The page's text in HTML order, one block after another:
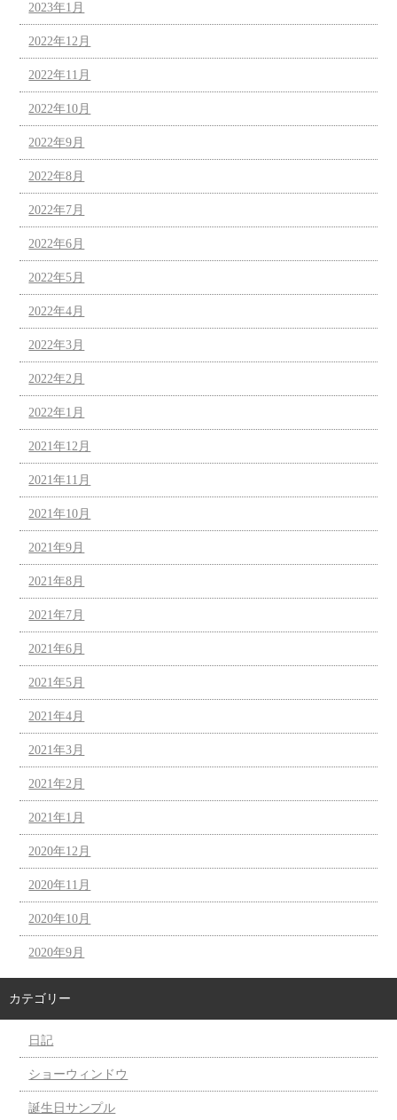
2023年1月
2022年12月
2022年11月
2022年10月
2022年9月
2022年8月
2022年7月
2022年6月
2022年5月
2022年4月
2022年3月
2022年2月
2022年1月
2021年12月
2021年11月
2021年10月
2021年9月
2021年8月
2021年7月
2021年6月
2021年5月
2021年4月
2021年3月
2021年2月
2021年1月
2020年12月
2020年11月
2020年10月
2020年9月
カテゴリー
日記
ショーウィンドウ
誕生日サンプル